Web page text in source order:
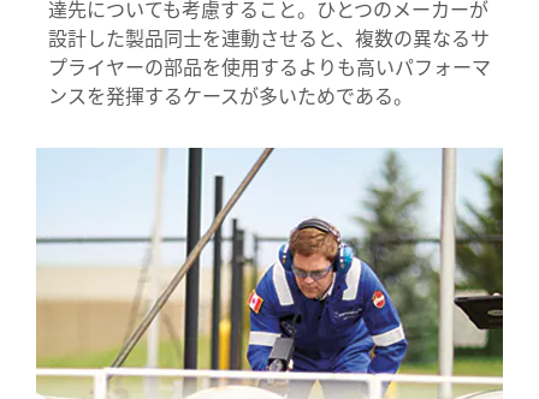
達先についても考慮すること。ひとつのメーカーが
設計した製品同士を連動させると、複数の異なるサ
プライヤーの部品を使用するよりも高いパフォーマ
ンスを発揮するケースが多いためである。